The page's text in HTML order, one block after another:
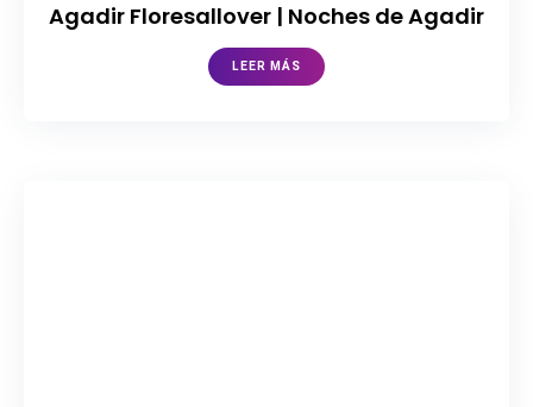
Agadir Floresallover | Noches de Agadir
LEER MÁS